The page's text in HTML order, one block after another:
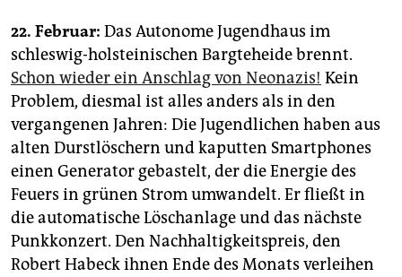
22. Februar: Das Autonome Jugendhaus im
schleswig-holsteinischen Bargteheide brennt.
Schon wieder ein Anschlag von Neonazis! Kein
Problem, diesmal ist alles anders als in den
vergangenen Jahren: Die Jugendlichen haben aus
alten Durstlöschern und kaputten Smartphones
einen Generator gebastelt, der die Energie des
Feuers in grünen Strom umwandelt. Er fließt in
die automatische Löschanlage und das nächste
Punkkonzert. Den Nachhaltigkeitspreis, den
Robert Habeck ihnen Ende des Monats verleihen